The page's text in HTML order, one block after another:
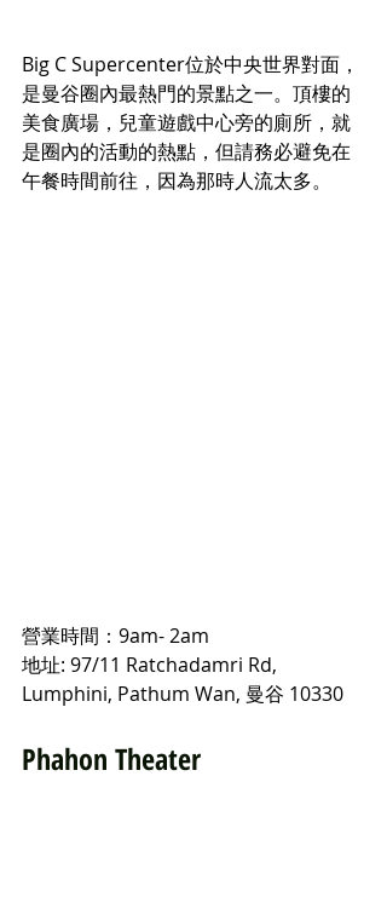
Big C Supercenter位於中央世界對面，
是曼谷圈內最熱門的景點之一。頂樓的
美食廣場，兒童遊戲中心旁的廁所，就
是圈內的活動的熱點，但請務必避免在
午餐時間前往，因為那時人流太多。
營業時間：9am- 2am
地址: 97/11 Ratchadamri Rd,
Lumphini, Pathum Wan, 曼谷 10330
Phahon Theater